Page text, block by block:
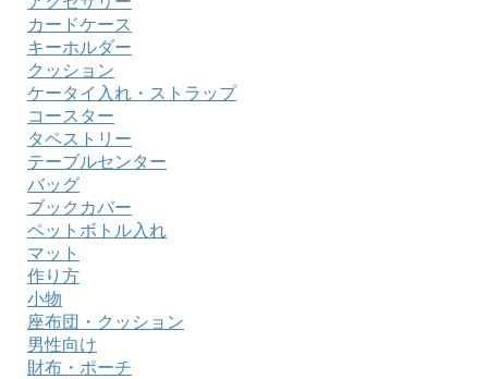
カードケース
キーホルダー
クッション
ケータイ入れ・ストラップ
コースター
タペストリー
テーブルセンター
バッグ
ブックカバー
ペットボトル入れ
マット
作り方
小物
座布団・クッション
男性向け
財布・ポーチ